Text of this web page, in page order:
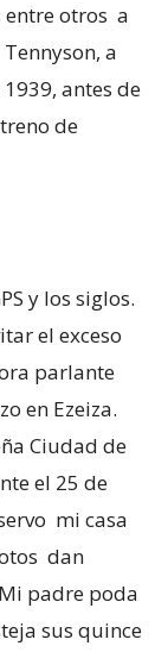
entre otros a
a
antes de
de
y los siglos.
el exceso
parlante
en Ezeiza.
Ciudad de
el 25 de
mi casa
dan
padre poda
sus quince